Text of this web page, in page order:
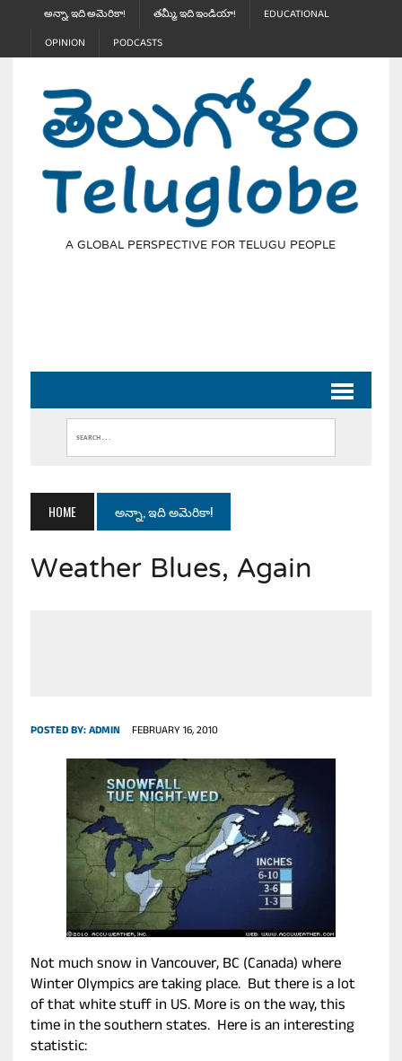
అన్నా, ఇది అమెరికా! తమ్మీ, ఇది ఇండియా!
EDUCATIONAL
OPINION
PODCASTS
A GLOBAL PERSPECTIVE FOR TELUGU PEOPLE
HOME అన్నా, ఇది అమెరికా!
Weather Blues, Again
POSTED BY:ADMIN FEBRUARY 16, 2010
Not much snow in Vancouver, BC (Canada) where
Winter Olympics are taking place. But there is a lot
of that white stuff in US. More is on the way, this
time in the southern states. Here is an interesting
statistic: